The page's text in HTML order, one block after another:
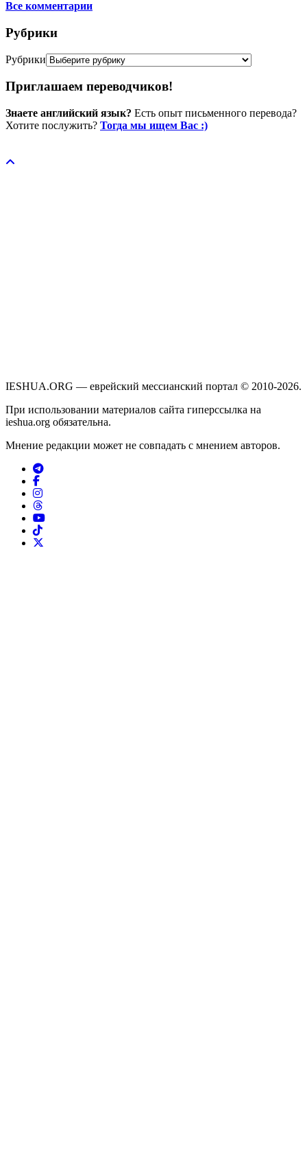
Все комментарии
Рубрики
Рубрики
Приглашаем переводчиков!
Знаете английский язык? Есть опыт письменного перевода?
Хотите послужить? Тогда мы ищем Вас :)
IESHUA.ORG — еврейский мессианский портал © 2010-2026.
При использовании материалов сайта гиперссылка на
ieshua.org обязательна.
Мнение редакции может не совпадать с мнением авторов.